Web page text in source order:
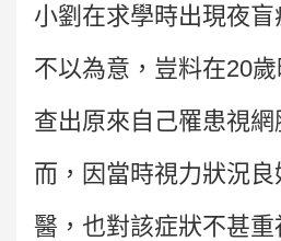
小劉在求學時出現夜
不以為意，豈料在20歲
查出原來自己罹患視
而，因當時視力狀況
醫，也對該症狀不甚